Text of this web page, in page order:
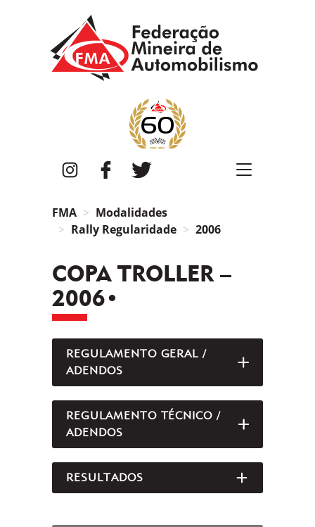
InstagramFacebook
FMA
Modalidades
Rally Regularidade
2006
COPA TROLLER –
2006•
REGULAMENTO GERAL /
ADENDOS
REGULAMENTO TÉCNICO /
ADENDOS
RESULTADOS